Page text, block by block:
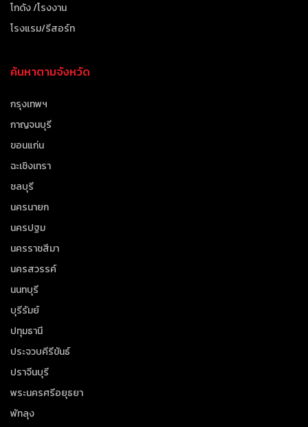
โกดัง /โรงงาน
โรงแรม/รีสอร์ท
ค้นหาตามจังหวัด
กรุงเทพฯ
กาญจนบุรี
ขอนแก่น
ฉะเชิงเทรา
ชลบุรี
นครนายก
นครปฐม
นครราชสีมา
นครสวรรค์
นนทบุรี
บุรีรัมย์
ปทุมธานี
ประจวบคีรีขันธ์
ปราจีนบุรี
พระนครศรีอยุธยา
พัทลุง